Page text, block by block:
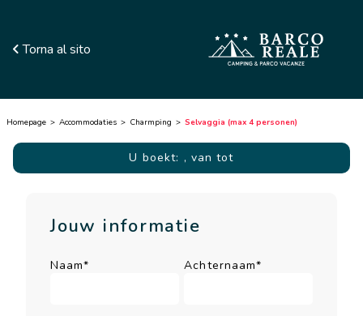
Torna al sito
Homepage Accommodaties Charmping Selvaggia (max 4 personen)
U boekt: , van tot
Jouw informatie
Naam* Achternaam*